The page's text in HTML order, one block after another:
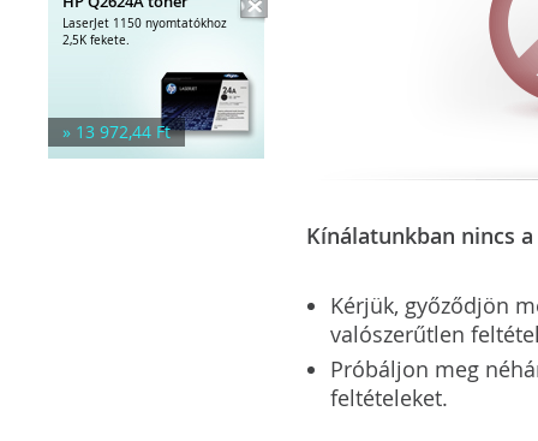
LaserJet 1150 nyomtatókhoz
2,5K fekete.
» 13 972,44 Ft
Kínálatunkban nincs
Kérjük, győződjön
valószerűtlen
Próbáljon meg
feltételeket.